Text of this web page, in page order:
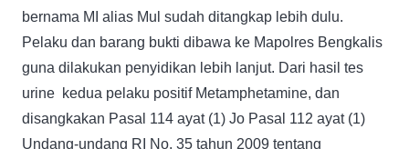
bernama MI alias Mul sudah ditangkap lebih dulu.
Pelaku dan barang bukti dibawa ke Mapolres Bengkalis
guna dilakukan penyidikan lebih lanjut. Dari hasil tes
urine kedua pelaku positif Metamphetamine, dan
disangkakan Pasal 114 ayat (1) Jo Pasal 112 ayat (1)
Undang-undang RI No. 35 tahun 2009 tentang